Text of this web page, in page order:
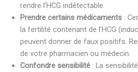
rendre l’HCG indétectable.
Prendre certains médicaments :
la fertilité contenant de l’HCG
peuvent donner de faux positifs.
de votre pharmacien ou médecin.
Confondre sensibilité : La